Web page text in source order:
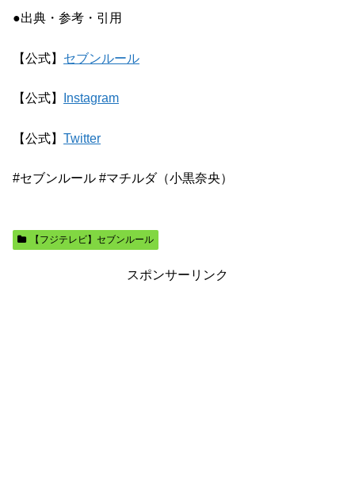
●出典・参考・引用
【公式】 セブンルール
【公式】 Instagram
【公式】 Twitter
#セブンルール #マチルダ（小黒奈央）
【フジテレビ】セブンルール
スポンサーリンク